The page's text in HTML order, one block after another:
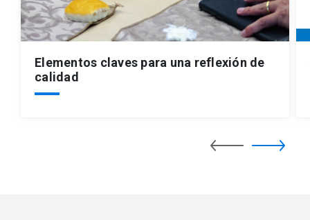
Elementos claves para una reflexión de
calidad